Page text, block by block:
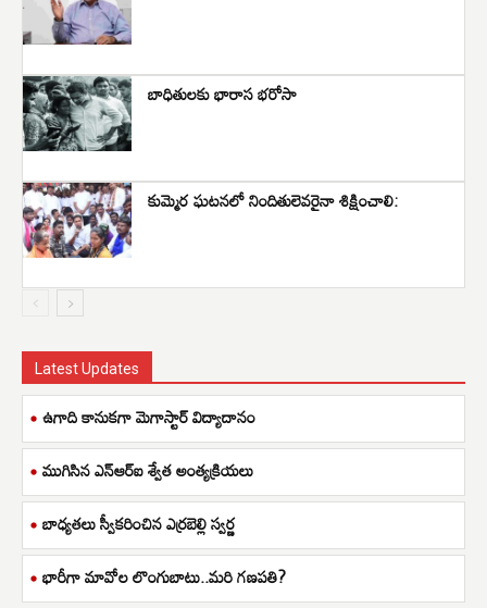
బాధితులకు భారాస భరోసా
కుమ్మెర ఘటనలో నిందితులెవరైనా శిక్షించాలి:
Latest Updates
ఉగాది కానుకగా మెగాస్టార్ విద్యాదానం
ముగిసిన ఎన్ఆర్ఐ శ్వేత అంత్యక్రియలు
బాధ్యతలు స్వీకరించిన ఎర్రబెల్లి స్వర్ణ
భారీగా మావోల లొంగుబాటు..మరి గణపతి?